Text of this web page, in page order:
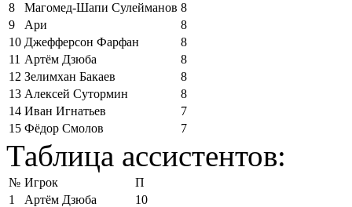
8
Магомед-Шапи Сулейманов 8
9
Ари
8
10 Джефферсон Фарфан
8
11 Артём Дзюба
8
12 Зелимхан Бакаев
8
13 Алексей Сутормин
8
14 Иван Игнатьев
7
15 Фёдор Смолов 7
Таблица ассистентов:
№ Игрок
П
1
Артём Дзюба
10